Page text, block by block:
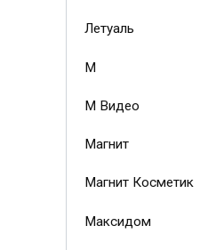
Летуаль
М
М Видео
Магнит
Магнит Косметик
Максидом